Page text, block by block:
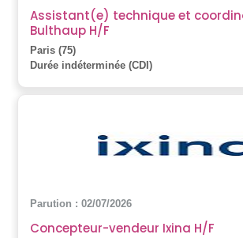
Assistant(e) technique et
Bulthaup H/F
Paris (75)
Durée indéterminée (CDI)
Parution : 02/07/2026
Concepteur-vendeur Ixina H/F